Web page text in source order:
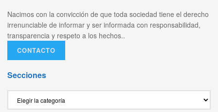
Nacimos con la convicción de que toda sociedad tiene el derecho
irrenunciable de informar y ser informada con responsabilidad,
transparencia y respeto a los hechos..
CONTACTO
Secciones